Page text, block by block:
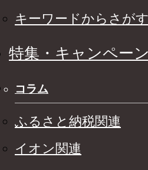
キーワードからさがす
特集・キャンペーン
コラム
ふるさと納税関連
イオン関連